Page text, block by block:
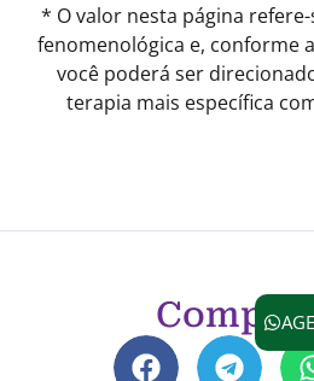
* O valor nesta página
fenomenológica e, conforme
você poderá ser
terapia mais específica